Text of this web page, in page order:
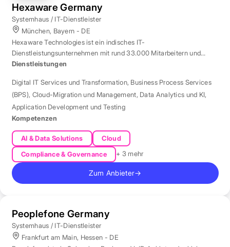
Hexaware Germany
Systemhaus / IT-Dienstleister
München, Bayern - DE
Hexaware Technologies ist ein indisches IT-
Dienstleistungsunternehmen mit rund 33.000 Mitarbeitern und
Standort München für Automatisierung und KI.
Dienstleistungen
Digital IT Services und Transformation, Business Process Services
(BPS), Cloud-Migration und Management, Data Analytics und KI,
Application Development und Testing
Kompetenzen
AI & Data Solutions
Cloud
Compliance & Governance
+ 3 mehr
Zum Anbieter→
Peoplefone Germany
Systemhaus / IT-Dienstleister
Frankfurt am Main, Hessen - DE